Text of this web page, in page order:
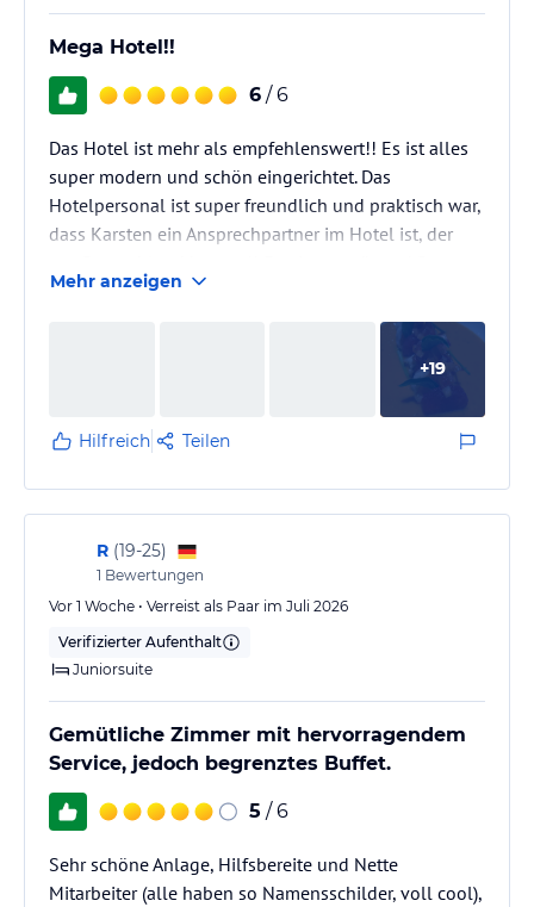
Mega Hotel!!
6 / 6
Das Hotel ist mehr als empfehlenswert!! Es ist alles
super modern und schön eingerichtet. Das
Hotelpersonal ist super freundlich und praktisch war,
dass Karsten ein Ansprechpartner im Hotel ist, der
darunter auch eine, die 24/7 offen hat. Mega finde ich
auch den kostenlosen Zimmerservice 24/7! Die
weiterer Pluspunkt sind die Schildkröten, die zu
wahres Highlight!! Mega…
Mehr anzeigen
+19
Hilfreich Teilen
R (19-25)
1 Bewertungen
Vor 1 Woche • Verreist als Paar im Juli 2026
Verifizierter Aufenthalt
Juniorsuite
Gemütliche Zimmer mit hervorragendem
Service, jedoch begrenztes Buffet.
5 / 6
Sehr schöne Anlage, Hilfsbereite und Nette
Mitarbeiter (alle haben so Namensschilder, voll cool),